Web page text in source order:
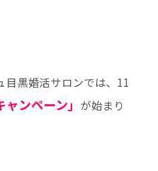
目黒婚活サロンでは、11
ャンペーン」 が始まり